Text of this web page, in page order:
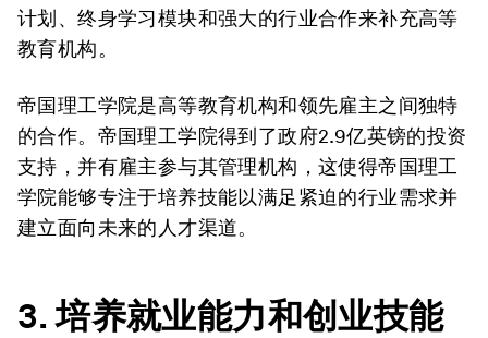
计划、终身学习模块和强大的行业合作来补充高等
教育机构。
帝国理工学院是高等教育机构和领先雇主之间独特
的合作。帝国理工学院得到了政府2.9亿英镑的投资
支持，并有雇主参与其管理机构，这使得帝国理工
学院能够专注于培养技能以满足紧迫的行业需求并
建立面向未来的人才渠道。
3. 培养就业能力和创业技能